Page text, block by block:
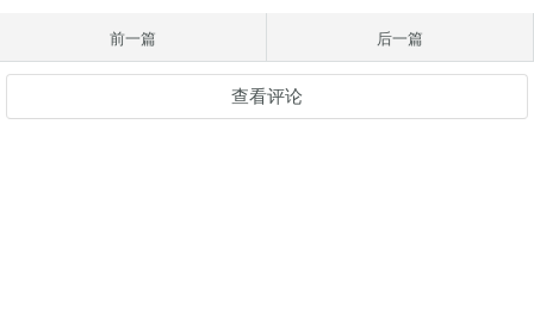
前一篇 后一篇
查看评论